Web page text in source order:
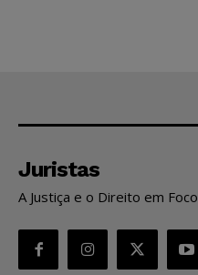
Juristas
A Justiça e o Direito em Foco